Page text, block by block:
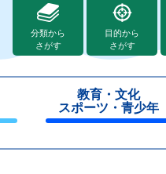
分類から
さがす
目的から
さがす
教育・文化
スポーツ・青少年
じ